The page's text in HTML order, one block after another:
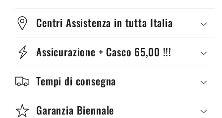
Centri Assistenza in tutta Italia
Assicurazione + Casco 65,00 !!!
Tempi di consegna
Garanzia Biennale